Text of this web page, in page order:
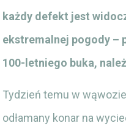
każdy defekt jest
ekstremalnej pogody –
100-letniego buka,
Tydzień temu w
odłamany konar na